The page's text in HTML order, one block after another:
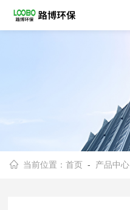
当前位置：首页 - 产品中心